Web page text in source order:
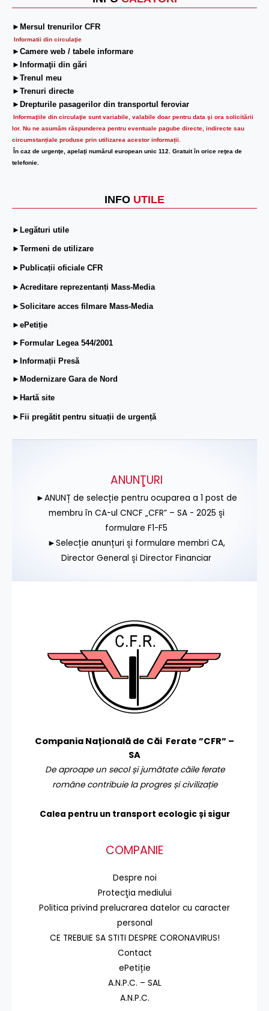
►Mersul trenurilor CFR
Informatii din circulaţie
►Camere web / tabele informare
►Informaţii din gări
►Trenul meu
►Trenuri directe
►Drepturile pasagerilor din transportul feroviar
Informaţiile din circulaţie sunt variabile, valabile doar pentru data şi ora solicitării
lor. Nu ne asumăm răspunderea pentru eventuale pagube directe, indirecte sau
circumstanțiale produse prin utilizarea acestor informații.
În caz de urgenţe, apelaţi numărul european unic 112. Gratuit în orice reţea de
telefonie.
INFO UTILE
►Legături utile
►Termeni de utilizare
►Publicații oficiale CFR
►Acreditare reprezentanți Mass-Media
►Solicitare acces filmare Mass-Media
►ePetiție
►Formular Legea 544/2001
►Informații Presă
►Modernizare Gara de Nord
►Hartă site
►Fii pregătit pentru situații de urgență
ANUNŢURI
►ANUNȚ de selecție pentru ocuparea a 1 post de
membru în CA-ul CNCF „CFR” – SA - 2025 și
formulare F1-F5
►Selecție anunțuri și formulare membri CA,
Director General și Director Financiar
Compania Națională de Căi Ferate ”CFR” –
SA
De aproape un secol și jumătate căile ferate
române contribuie la progres și civilizație
Calea pentru un transport ecologic și sigur
COMPANIE
Despre noi
Protecţia mediului
Politica privind prelucrarea datelor cu caracter
personal
CE TREBUIE SA STITI DESPRE CORONAVIRUS!
Contact
ePetiție
A.N.P.C. – SAL
A.N.P.C.